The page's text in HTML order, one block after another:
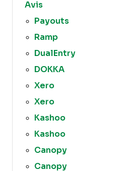
Avis
Payouts
Ramp
DualEntry
DOKKA
Xero
Xero
Kashoo
Kashoo
Canopy
Canopy